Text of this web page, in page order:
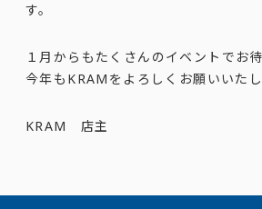
す。
１月からもたくさんのイベントでお
今年もKRAMをよろしくお願いいたし
KRAM 店主